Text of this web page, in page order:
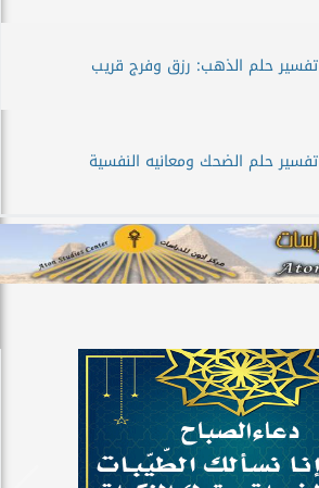
تفسير حلم الذهب: رزق وفرج قريب
تفسير حلم الضحك ومعانيه النفسية